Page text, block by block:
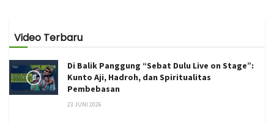
Video Terbaru
Di Balik Panggung “Sebat Dulu Live on Stage”:
Kunto Aji, Hadroh, dan Spiritualitas
Pembebasan
23 JUNI 2026